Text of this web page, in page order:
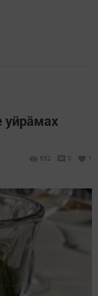
уйрăмах
552 0 1